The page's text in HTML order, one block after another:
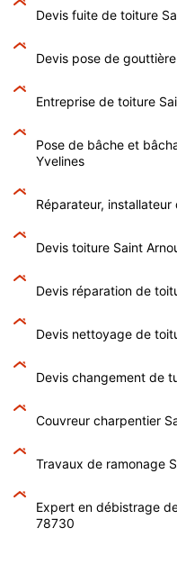
Devis fuite de toiture
Devis pose de
Entreprise de toiture
Pose de bâche et
Yvelines
Réparateur,
Devis toiture Saint
Devis réparation de
Devis nettoyage de
Devis changement de
Couvreur charpentier
Travaux de ramonage
Expert en débistrage
78730